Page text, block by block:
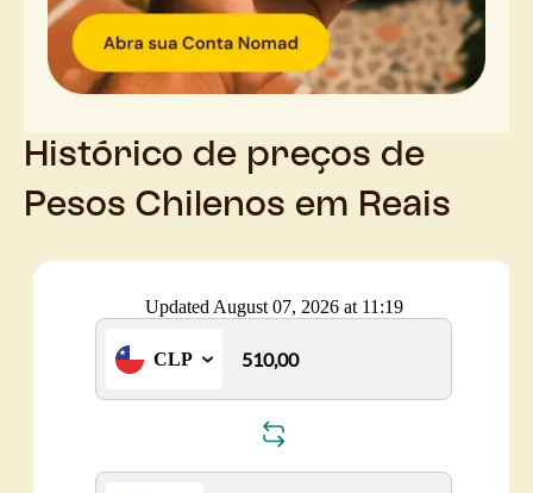
Histórico de preços de
Pesos Chilenos em Reais